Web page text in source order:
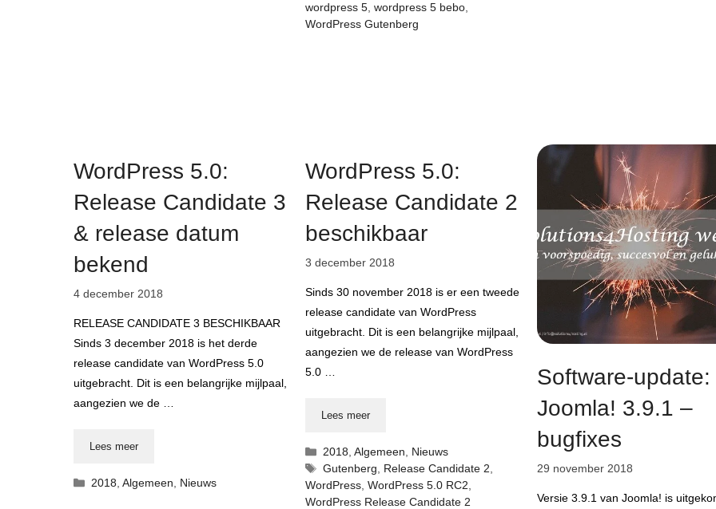
wordpress 5, wordpress 5 bebo,
WordPress Gutenberg
WordPress 5.0:
Release Candidate 3
& release datum
bekend
4 december 2018
RELEASE CANDIDATE 3 BESCHIKBAAR
Sinds 3 december 2018 is het derde
release candidate van WordPress 5.0
uitgebracht. Dit is een belangrijke mijlpaal,
aangezien we de …
Lees meer
Categorieën
2018 ,Algemeen Nieuws
WordPress 5.0:
Release Candidate 2
beschikbaar
3 december 2018
Sinds 30 november 2018 is er een tweede
release candidate van WordPress
uitgebracht. Dit is een belangrijke mijlpaal,
aangezien we de release van WordPress
5.0 …
Lees meer
Categorieën
2018 ,Algemeen
Nieuws
Tags
Gutenberg Release Candidate 2
WordPress, WordPress 5.0 RC2
WordPress Release Candidate 2
Software-update:
Joomla! 3.9.1 –
bugfixes
29 november 2018
Versie 3.9.1 van Joomla! is